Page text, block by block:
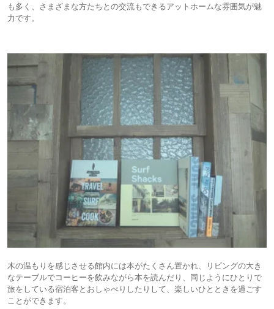
も多く、さまざまな方たちとの交流もできるアットホームな雰囲気が魅
力です。
木の温もりを感じさせる館内には本がたくさん置かれ、リビングの大き
なテーブルでコーヒーを飲みながら本を読んだり、同じようにひとりで
旅をしている宿泊客とおしゃべりしたりして、楽しいひとときを過ごす
ことができます。